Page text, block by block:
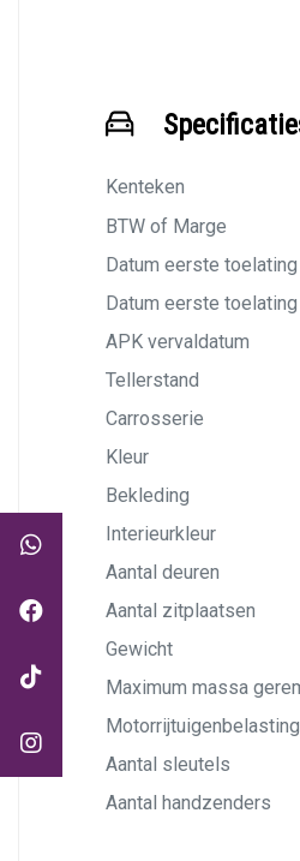
Kenteken
BTW of Marge
Datum eerste toelating
Datum eerste
APK vervaldatum
Tellerstand
Carrosserie
Kleur
Bekleding
Interieurkleur
Aantal deuren
Aantal zitplaatsen
Gewicht
Maximum massa
Motorrijtuigenbelasting
Aantal sleutels
Aantal handzenders